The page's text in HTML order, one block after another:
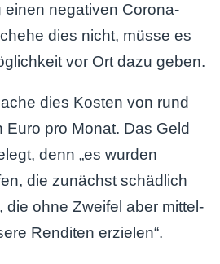
einen negativen Corona-
dies nicht, müsse es
vor Ort dazu geben.
dies Kosten von rund
Euro pro Monat. Das Geld
denn „es wurden
die zunächst schädlich
die ohne Zweifel aber mittel-
Renditen erzielen“.